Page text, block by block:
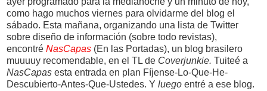
como hago muchos viernes para olvidarme del blog el
sábado. Esta mañana, organizando una lista de Twitter
sobre diseño de información (sobre todo revistas),
encontré NasCapas (En las Portadas), un blog brasilero
muuuuy recomendable, en el TL de Coverjunkie. Tuiteé a
NasCapas esta entrada en plan Fíjense-Lo-Que-He-
Descubierto-Antes-Que-Ustedes. Y luego entré a ese blog.